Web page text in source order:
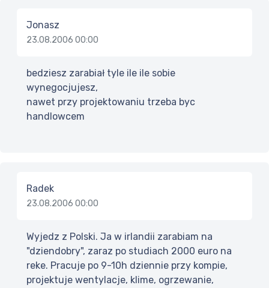
Jonasz
23.08.2006 00:00
bedziesz zarabiał tyle ile ile sobie
wynegocjujesz,
nawet przy projektowaniu trzeba byc
handlowcem
Radek
23.08.2006 00:00
Wyjedz z Polski. Ja w irlandii zarabiam na
"dziendobry", zaraz po studiach 2000 euro na
reke. Pracuje po 9-10h dziennie przy kompie,
projektuje wentylacje, klime, ogrzewanie,